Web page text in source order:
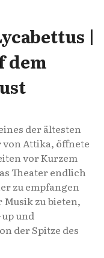
|
dem
der ältesten
Attika, öffnete
vor Kurzem
Theater endlich
zu empfangen
zu bieten,
und
der Spitze des